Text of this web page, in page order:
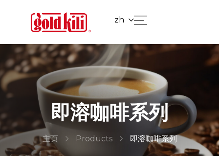
zh
即溶咖啡系列
主页 Products 即溶咖啡系列